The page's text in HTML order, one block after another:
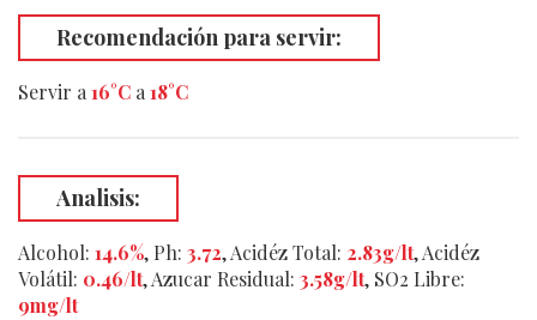
Recomendación para servir:
Servir a16°C a18°C
Analisis:
Alcohol: 14.6%, Ph: 3.72,Acidéz Total: 2.83g/lt,Acidéz
Volátil: 0.46/lt,Azucar Residual: 3.58g/lt, SO2 Libre:
9mg/lt